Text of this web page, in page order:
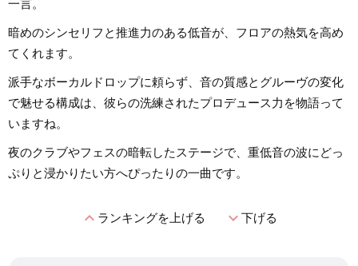
一言。
暗めのシンセリフと推進力のある低音が、フロアの熱気を高め
てくれます。
派手なボーカルドロップに頼らず、音の質感とグルーヴの変化
で魅せる構成は、彼らの洗練されたプロデュース力を物語って
いますね。
夜のクラブやフェスの暗転したステージで、重低音の波にどっ
ぷりと浸かりたい方へぴったりの一曲です。
expand_lessランキングを上げる expand_more下げる